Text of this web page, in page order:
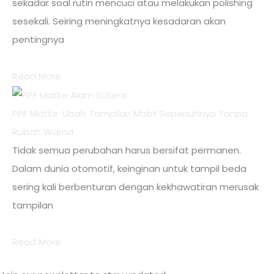
sekadar soal rutin mencuci atau melakukan polishing
sesekali. Seiring meningkatnya kesadaran akan
pentingnya
Read More
PPF Matte: Ubah Tampilan Mobil Sepenuhnya Tanpa
Rubah Warna
Tidak semua perubahan harus bersifat permanen.
Dalam dunia otomotif, keinginan untuk tampil beda
sering kali berbenturan dengan kekhawatiran merusak
tampilan
Read More